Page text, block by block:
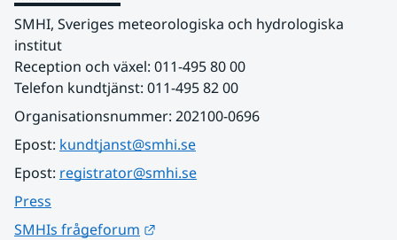
SMHI, Sveriges meteorologiska och hydrologiska
institut
Reception och växel: 011-495 80 00
Telefon kundtjänst: 011-495 82 00
Organisationsnummer: 202100-0696
Epost: kundtjanst@smhi.se
Epost: registrator@smhi.se
Press
SMHIs frågeforum